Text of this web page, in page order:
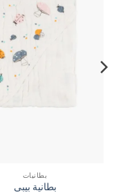
بطانيات
بطانية بيبى